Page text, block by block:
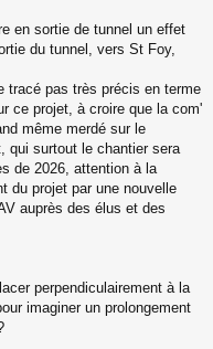
en sortie de tunnel un effet
du tunnel, vers St Foy,
tracé pas très précis en terme
ce projet, à croire que la com'
même merdé sur le
qui surtout le chantier sera
de 2026, attention à la
du projet par une nouvelle
auprès des élus et des
perpendiculairement à la
imaginer un prolongement